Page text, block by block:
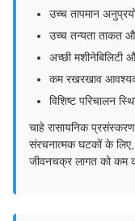
उच्च तापमान
उच्च तन्यता ताकत
अच्छी मशीनेबिलिटी
कम रखरखाव
विशिष्ट परिचालन
चाहे रासायनिक
संरचनात्मक घटकों के
जीवनचक्र लागत को कम